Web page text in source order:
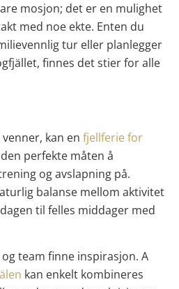
mosjon; det er en mulighet
med noe ekte. Enten du
tur eller planlegger
finnes det stier for alle
kan en fjellferie for
perfekte måten å
og avslapning på.
balanse mellom aktivitet
til felles middager med
team finne inspirasjon. A
kan enkelt kombineres